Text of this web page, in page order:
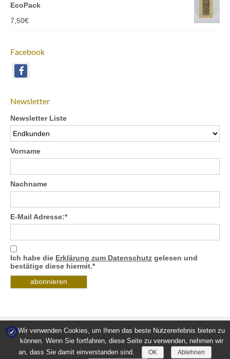
EcoPack
7,50€
Facebook
Newsletter
Newsletter Liste
Vorname
Nachname
E-Mail Adresse:*
Ich habe die Erklärung zum Datenschutz gelesen und
bestätige diese hiermit.*
Kontakt Downloads Datenschutz AGB Impressum
Wir verwenden Cookies, um Ihnen das beste Nutzererlebnis bieten zu
können. Wenn Sie fortfahren, diese Seite zu verwenden, nehmen wir
an, dass Sie damit einverstanden sind.
OK Ablehnen